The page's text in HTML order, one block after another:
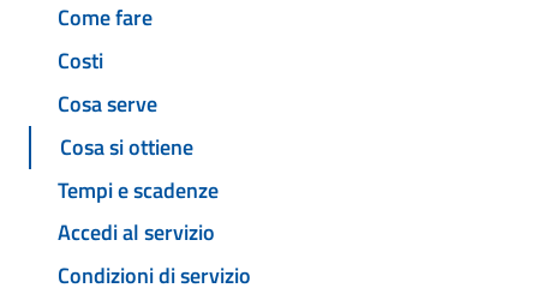
Come fare
Costi
Cosa serve
Cosa si ottiene
Tempi e scadenze
Accedi al servizio
Condizioni di servizio